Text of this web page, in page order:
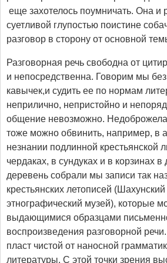
еще захотелось поумничать. Она и
суетливой глупостью поистине
разговор в сторону от основной
Разговорная речь свободна от
и непосредственна. Говорим мы без
кавычек,и судить ее по нормам
неприлично, непристойно и
общение невозможно.
тоже можно обвинить, например, в
незнании подлинной крестьянской
чердаках, в сундуках и в корзинах
деревень собрали мы записи так
крестьянских летописей
этнографический музей), которые
выдающимися образцами
воспроизведения разговорной
пласт чистой от наносной
литературы. С этой точки зрения